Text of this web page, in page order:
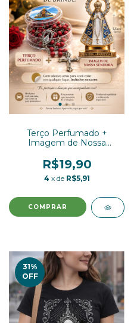
Terço Perfumado +
Imagem de Nossa
(Brinde)
R$19,90
4 x de R$5,91
31%
OFF